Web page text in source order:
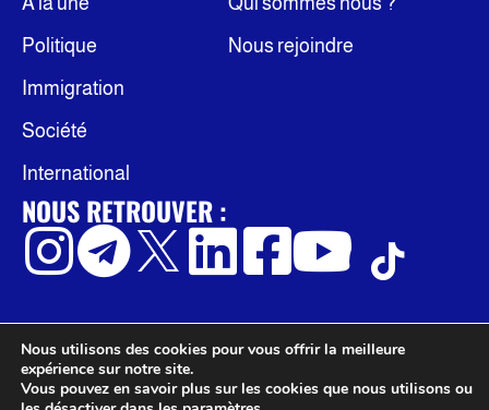
NOUS RETROUVER :
Politique
Immigration
Société
International
Nous rejoindre
© OccidentisPolitique de confidentialité
Mentions légales
Nous utilisons des cookies pour vous offrir la meilleure
expérience sur notre site.
Vous pouvez en savoir plus sur les cookies que nous utilisons ou